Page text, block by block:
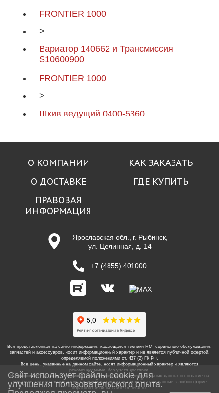
FRONTIER 1000
>
Вариатор 140662 и Трансмиссия
S10600900
FRONTIER 1000
>
Шкив ведущий 0400-5360
Вся представленная на сайте информация, касающаяся техники RM, сервисного обслуживания,
запчастей и аксессуаров, носит информационный характер и не является публичной офертой,
определяемой положениями ст. 437 (2) ГК РФ.
Все цены, указанные на данном сайте, носят информационный характер и являются
рекомендуемыми, без учета доставки.
Вы принимаете условияполитики в отношении обработки персональных данных и согласие на
обработку персональных данныхкаждый раз, когда оставляете свои данные в любой форме
обратной связи на сайте rmdetal.ru.
О КОМПАНИИ
КАК ЗАКАЗАТЬ
О ДОСТАВКЕ
ГДЕ КУПИТЬ
ПРАВОВАЯ
ИНФОРМАЦИЯ
Ярославская обл., г. Рыбинск,
ул. Целинная, д. 14
+7 (4855) 401000
Сайт использует файлы cookie для
улучшения пользовательского опыта.